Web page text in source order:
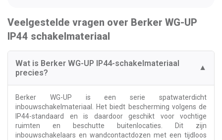
Veelgestelde vragen over Berker WG-UP
IP44 schakelmateriaal
Wat is Berker WG-UP IP44-schakelmateriaal
precies?
▼
Berker WG-UP is een serie spatwaterdicht
inbouwschakelmateriaal. Het biedt bescherming volgens de
IP44-standaard en is daardoor geschikt voor vochtige
ruimten en beschutte buitenlocaties. Dit zijn
inbouwschakelaars en wandcontactdozen met een tijdloos